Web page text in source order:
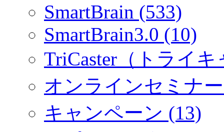
SmartBrain (533)
SmartBrain3.0 (10)
TriCaster（トライ
オンラインセミナ
キャンペーン (13)